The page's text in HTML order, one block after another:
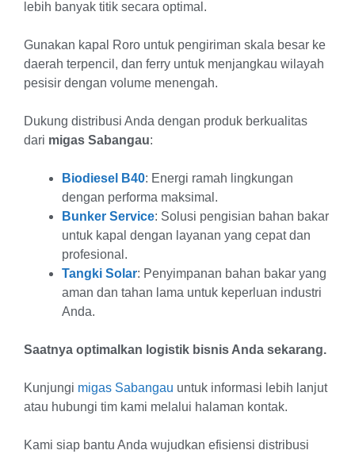
lebih banyak titik secara optimal.
Gunakan kapal Roro untuk pengiriman skala besar ke
daerah terpencil, dan ferry untuk menjangkau wilayah
pesisir dengan volume menengah.
Dukung distribusi Anda dengan produk berkualitas
dari migas Sabangau:
Biodiesel B40: Energi ramah lingkungan
dengan performa maksimal.
Bunker Service: Solusi pengisian bahan bakar
untuk kapal dengan layanan yang cepat dan
profesional.
Tangki Solar: Penyimpanan bahan bakar yang
aman dan tahan lama untuk keperluan industri
Anda.
Saatnya optimalkan logistik bisnis Anda sekarang.
Kunjungi migas Sabangau untuk informasi lebih lanjut
atau hubungi tim kami melalui halaman kontak.
Kami siap bantu Anda wujudkan efisiensi distribusi